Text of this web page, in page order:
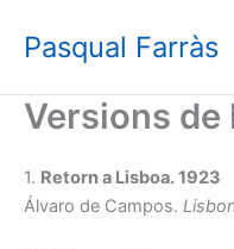
Pasqual Farràs
Versions de
1. Retorn a Lisboa. 1923
Álvaro de Campos.